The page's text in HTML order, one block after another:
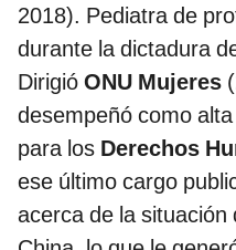
2018). Pediatra de
durante la dictadura
Dirigió ONU Mujeres
desempeñó como
para los Derechos
ese último cargo
acerca de la